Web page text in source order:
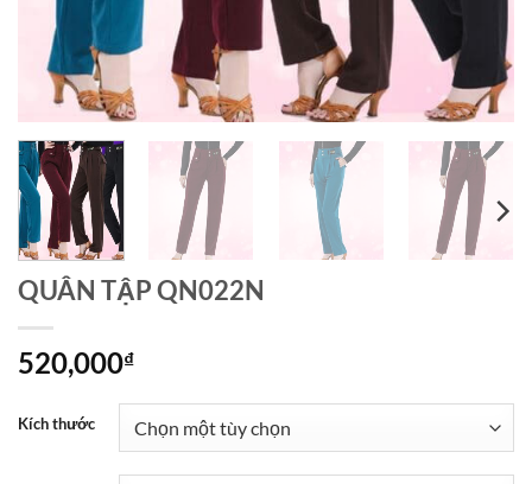
QUÂN TẬP QN022N
520,000₫
Kích thước